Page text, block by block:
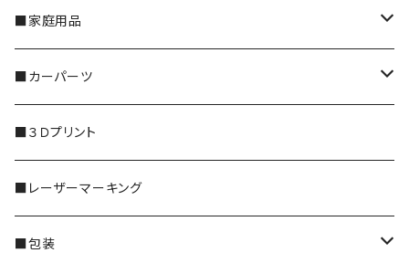
エアタグ
おりん
ろうそく立て
香炉
ろうそく
お線香
■家庭用品
LEDキャンドル
健康
ストロー
袋
■カーパーツ
ドアストライカーカバー
汎用
トヨタ
■３Ｄプリント
■レーザーマーキング
■包装